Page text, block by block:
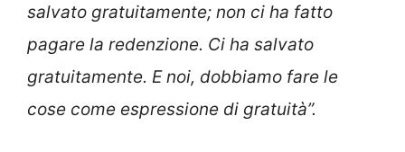
salvato gratuitamente; non ci ha fatto
pagare la redenzione. Ci ha salvato
gratuitamente. E noi, dobbiamo fare le
cose come espressione di gratuità”.